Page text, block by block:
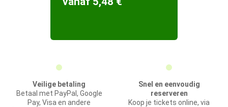
Veilige betaling
Betaal met PayPal, Google
Pay, Visa en andere
Snel en eenvoudig
reserveren
Koop je tickets online, via